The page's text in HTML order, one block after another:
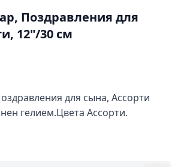
Поздравления для
12"/30 см
для сына, Ассорти
гелием.Цвета Ассорти.